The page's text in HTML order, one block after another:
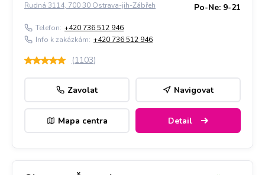
Rudná 3114, 700 30 Ostrava-jih-Zábřeh Po-Ne: 9-21
Telefon: +420 736 512 946
Info k zakázkám: +420 736 512 946
(1103)
Zavolat Navigovat
Mapa centra Detail